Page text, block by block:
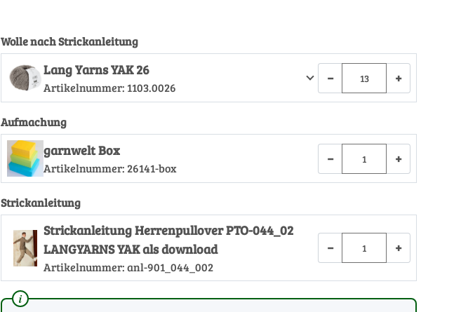
Wolle nach Strickanleitung
Lang Yarns YAK 26
Artikelnummer: 1103.0026
− +
Aufmachung
garnwelt Box
Artikelnummer: 26141-box
− +
Strickanleitung
Strickanleitung Herrenpullover PTO-044_02
LANGYARNS YAK als download
Artikelnummer:anl-901_044_002
− +